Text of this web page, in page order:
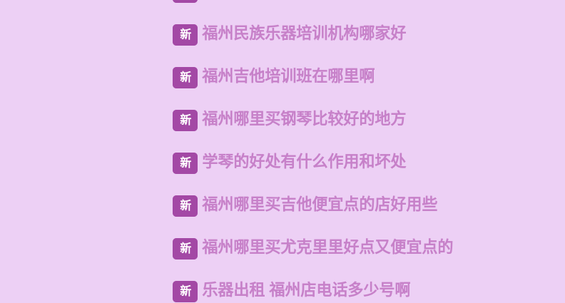
新 福州民族乐器培训机构哪家好
新 福州吉他培训班在哪里啊
新 福州哪里买钢琴比较好的地方
新 学琴的好处有什么作用和坏处
新 福州哪里买吉他便宜点的店好用些
新 福州哪里买尤克里里好点又便宜点的
新 乐器出租 福州店电话多少号啊